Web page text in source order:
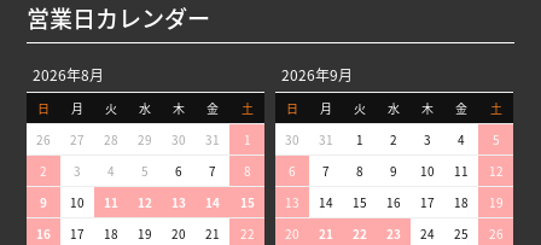
営業日カレンダー
2026年8月
日 月 火 水 木 金
土
26
27 28 29 30 31
1
2
3 4 5 6 7
8
9
10 11 12 13 14
15
16
17 18 19 20 21
22
2026年9月
日 月 火 水 木 金
土
30
31 1 2 3 4
5
6
7 8 9 10 11
12
13
14 15 16 17 18
19
20
21 22 23 24 25
26